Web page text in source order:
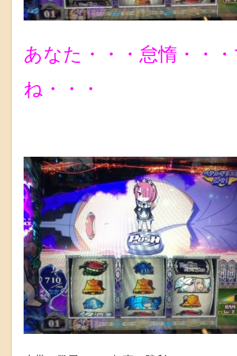
あなた・・・怠惰・・
ね・・・